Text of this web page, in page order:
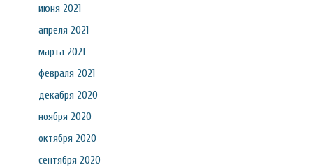
июня 2021
апреля 2021
марта 2021
февраля 2021
декабря 2020
ноября 2020
октября 2020
сентября 2020